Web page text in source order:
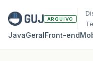
ARQUIVO
JavaGeralFront‑end